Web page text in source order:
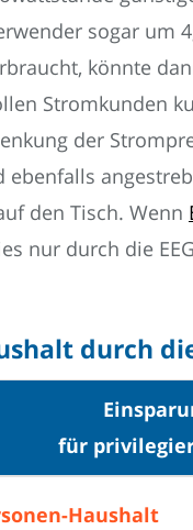
sogar um
könnte
Stromkunden
der
ebenfalls
den Tisch. Wenn
nur durch die
durch die
für
Haushalt